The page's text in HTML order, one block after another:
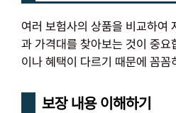
여러 보험사의 상품을 비교하여
과 가격대를 찾아보는 것이 중
이나 혜택이 다르기 때문에 꼼꼼
보장 내용 이해하기